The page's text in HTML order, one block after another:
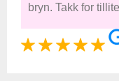
bryn. Takk for